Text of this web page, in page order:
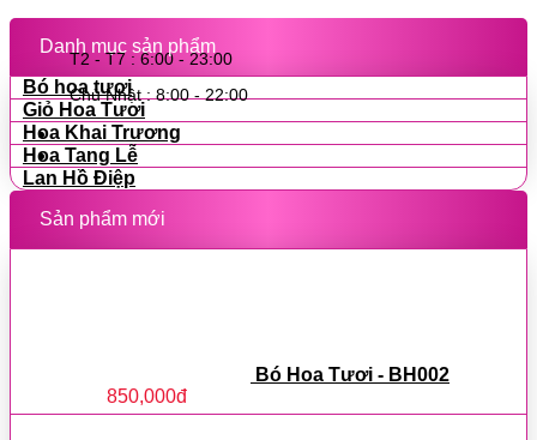
T2 - T7 : 6:00 - 23:00
Chủ Nhật : 8:00 - 22:00
Danh mục sản phẩm
Bó hoa tươi
Giỏ Hoa Tươi
Hoa Khai Trương
Hoa Tang Lễ
Lan Hồ Điệp
Sản phẩm mới
Bó Hoa Tươi - BH002
850,000đ